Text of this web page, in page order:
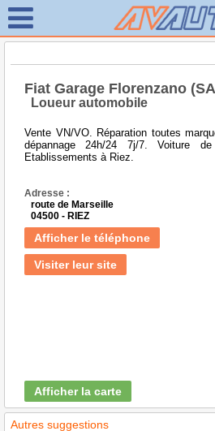
Fiat Garage Florenzano
Loueur automobile
Vente VN/VO. Réparation toutes
dépannage 24h/24 7j/7. Voiture
Etablissements à Riez.
Adresse :
route de Marseille
04500 - RIEZ
Afficher le téléphone
Visiter leur site
Afficher la carte
Autres suggestions